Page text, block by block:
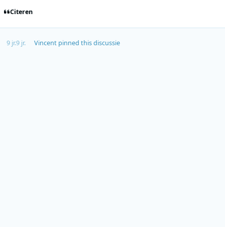
Citeren
9 jr.9 jr. Vincentpinned this discussie